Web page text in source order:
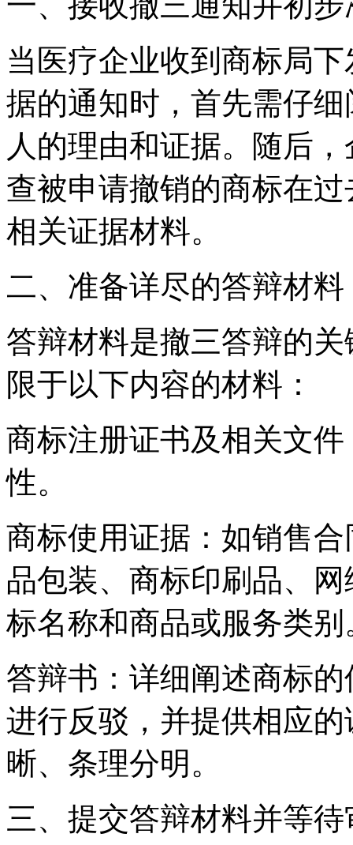
当医疗企业收到商标局
据的通知时，首先需仔
人的理由和证据。随后
查被申请撤销的商标在
相关证据材料。
二、准备详尽的答辩材料
答辩材料是撤三答辩的
限于以下内容的材料：
商标注册证书及相关文
性。
商标使用证据‌：如销售
品包装、商标印刷品、
标名称和商品或服务类别
答辩书‌：详细阐述商标
进行反驳，并提供相应
晰、条理分明。
三、提交答辩材料并等待